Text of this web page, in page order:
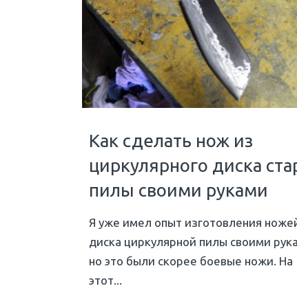
Как сделать нож из
циркулярного диска
пилы своими руками
Я уже имел опыт изготовления
диска циркулярной пилы своими
но это были скорее боевые ножи. На
этот...